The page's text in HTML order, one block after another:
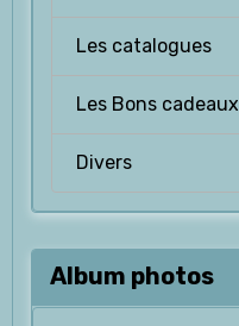
Les catalogues
Les Bons cadeaux
Divers
Album photos